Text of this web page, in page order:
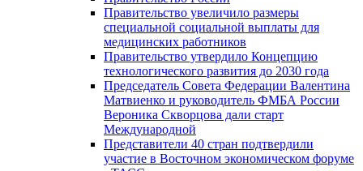
Правительство увеличило размеры
специальной социальной выплаты для
медицинских работников
Правительство утвердило Концепцию
технологического развития до 2030 года
Председатель Совета Федерации Валентина
Матвиенко и руководитель ФМБА России
Вероника Скворцова дали старт
Международной
Представители 40 стран подтвердили
участие в Восточном экономическом форуме